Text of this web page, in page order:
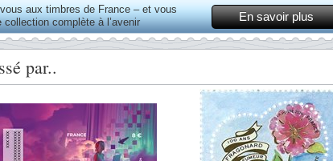
aux timbres de France – et vous
collection complète à l’avenir
En savoir plus
par..